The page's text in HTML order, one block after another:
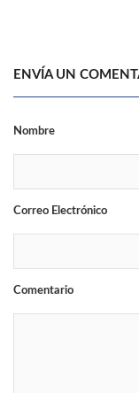
ENVÍA UN
Nombre
Correo Electrónico
Comentario